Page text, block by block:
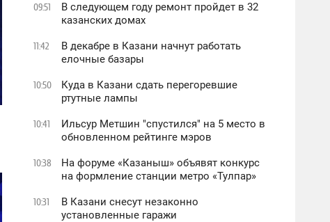
09:51
В следующем году ремонт пройдет в 32
казанских домах
11:42
В декабре в Казани начнут работать
елочные базары
10:50
Куда в Казани сдать перегоревшие
ртутные лампы
10:41
Ильсур Метшин "спустился" на 5 место в
обновленном рейтинге мэров
10:38
На форуме «Казаныш» объявят конкурс
на формление станции метро «Тулпар»
10:31
В Казани снесут незаконно
установленные гаражи